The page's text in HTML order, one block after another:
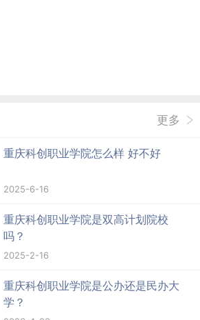
更多
重庆科创职业学院怎么样 好不好
2025-6-16
重庆科创职业学院是双高计划院校
吗？
2025-2-16
重庆科创职业学院是公办还是民办大
学？